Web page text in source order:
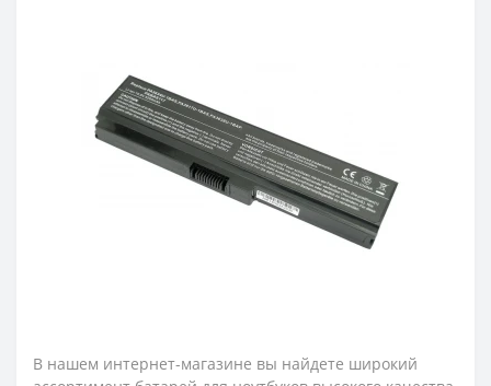
В нашем интернет-магазине вы найдете широкий